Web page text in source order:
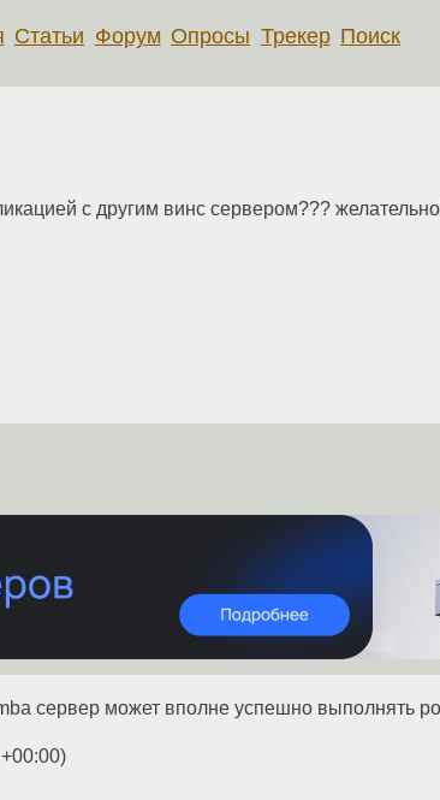
Статьи Форум Опросы Трекер Поиск
с другим винс сервером???
сервер может вполне успешно выполнять
)